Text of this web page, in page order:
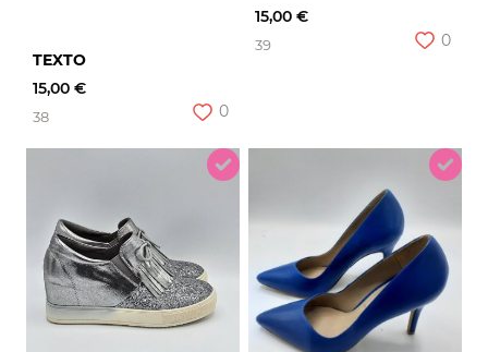
TEXTO
15,00 €
38 0
15,00 €
39 0